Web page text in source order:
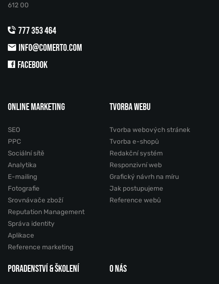
612 00
777 353 464
INFO@COMERTO.COM
FACEBOOK
ONLINE MARKETING
SEO
PPC
Sociální sítě
Analytika
E-mailing
Fotografie
Srovnávače zboží
Reputation Management
Správa identity
Aplikace
Reference marketing
TVORBA WEBU
Tvorba webových stránek
Tvorba e-shopů
Redakční systém
Responzivní web
Grafický návrh na míru
Jak postupujeme
Reference webů
PORADENSTVÍ & ŠKOLENÍ O NÁS